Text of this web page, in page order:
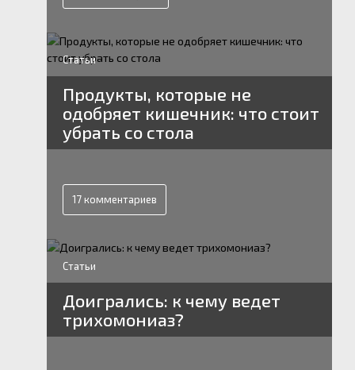
Статьи
Продукты, которые не
одобряет кишечник: что стоит
убрать со стола
17 комментариев
Статьи
Доигрались: к чему ведет
трихомониаз?